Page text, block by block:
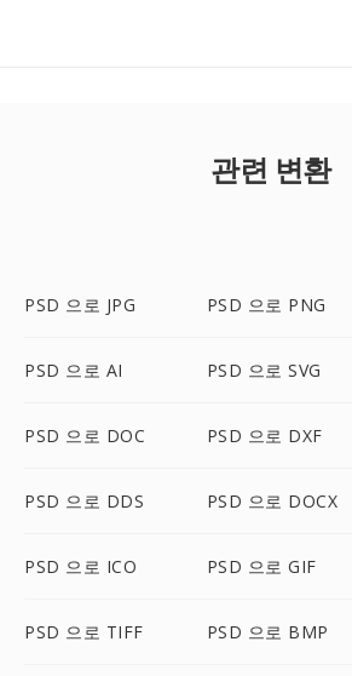
관련 변환
PSD 으로 JPG PSD 으로 PNG
PSD 으로 AI PSD 으로 SVG
PSD 으로 DOC PSD 으로 DXF
PSD 으로 DDS PSD 으로 DOCX
PSD 으로 ICO PSD 으로 GIF
PSD 으로 TIFF PSD 으로 BMP